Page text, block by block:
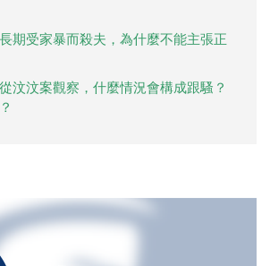
長期受家暴而殺夫，為什麼不能主張正
汶汶案觀察，什麼情況會構成跟騷？